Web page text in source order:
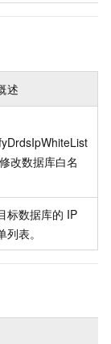
述
改数据库白名
标数据库的 IP
列表。